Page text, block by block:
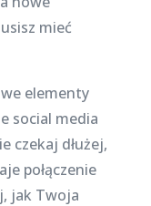
mieć
elementy
social media
czekaj dłużej,
połączenie
jak Twoja